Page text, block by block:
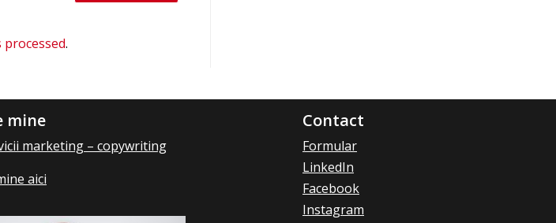
.
mine
marketing – copywriting
aici
Contact
Formular
LinkedIn
Facebook
Instagram